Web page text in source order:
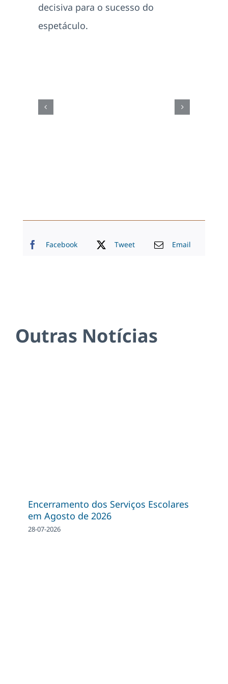
decisiva para o sucesso do
espetáculo.
Facebook Tweet Email
Outras Notícias
Encerramento dos Serviços Escolares
em Agosto de 2026
28-07-2026